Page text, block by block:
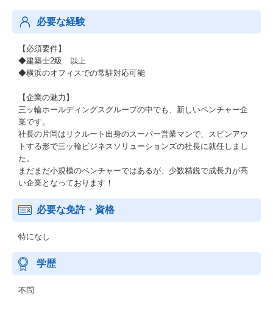
必要な経験
【必須要件】
◆建築士2級 以上
◆横浜のオフィスでの常駐対応可能
【企業の魅力】
三ッ輪ホールディングスグループの中でも、新しいベンチャー企
業です。
社長の片岡はリクルート出身のスーパー営業マンで、スピンアウ
トする形で三ッ輪ビジネスソリューションズの社長に就任しまし
た。
まだまだ小規模のベンチャーではあるが、少数精鋭で成長力が高
い企業となっております！
必要な免許・資格
特になし
学歴
不問